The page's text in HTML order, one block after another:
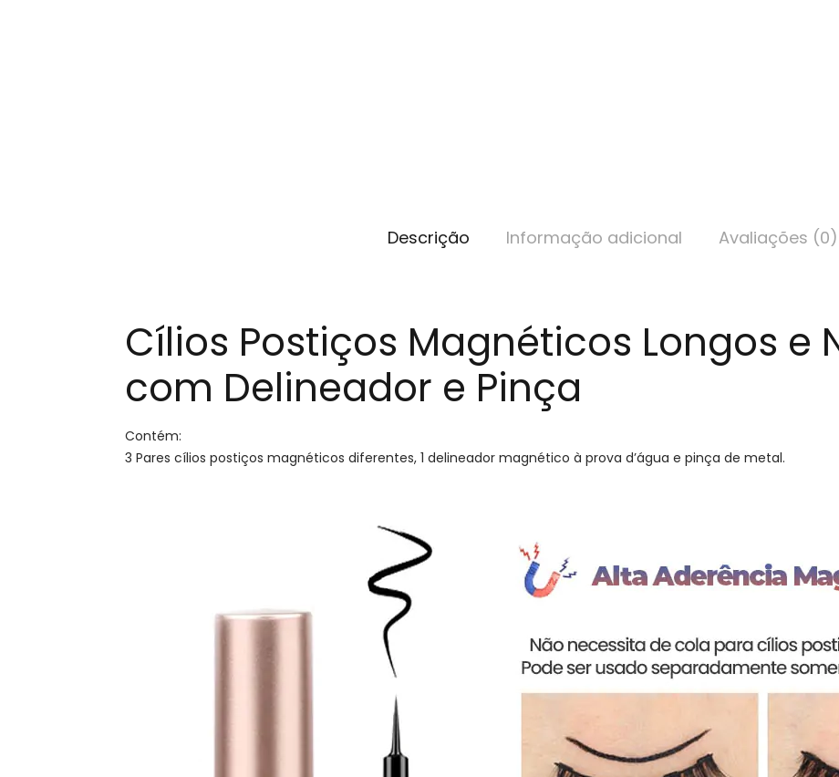
Descrição Informação adicional Avaliações (0)
Cílios Postiços Magnéticos Longos e
com Delineador e Pinça
Contém:
3 Pares cílios postiços magnéticos diferentes, 1 delineador magnético à prova d’água e pinça de metal.